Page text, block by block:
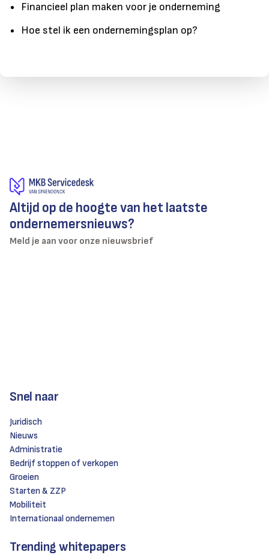
Financieel plan maken voor je onderneming
Hoe stel ik een ondernemingsplan op?
Altijd op de hoogte van het laatste
ondernemersnieuws?
Meld je aan voor onze nieuwsbrief
Snel naar
Juridisch
Nieuws
Administratie
Bedrijf stoppen of verkopen
Groeien
Starten & ZZP
Mobiliteit
Internationaal ondernemen
Trending whitepapers